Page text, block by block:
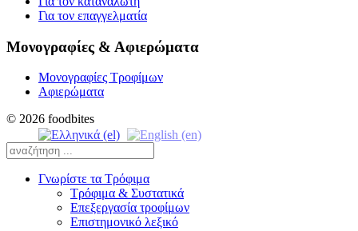
Για τον επαγγελματία
Μονογραφίες & Αφιερώματα
Μονογραφίες Τροφίμων
Αφιερώματα
© 2026 foodbites
Γνωρίστε τα Τρόφιμα
Τρόφιμα & Συστατικά
Επεξεργασία τροφίμων
Επιστημονικό λεξικό